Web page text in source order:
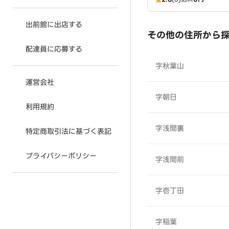
出前館に出店する
配達員に応募する
運営会社
利用規約
特定商取引法に基づく表記
プライバシーポリシー
その他の住所から
字秋葉山
字朝日
字浅間裏
字浅間前
字壱丁田
字稲葉